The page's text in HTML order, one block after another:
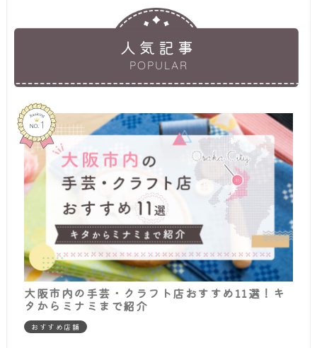
人気記事
POPULAR
大阪市内の手芸・クラフト店おすすめ11選！キ
タからミナミまで紹介
おすすめ店舗